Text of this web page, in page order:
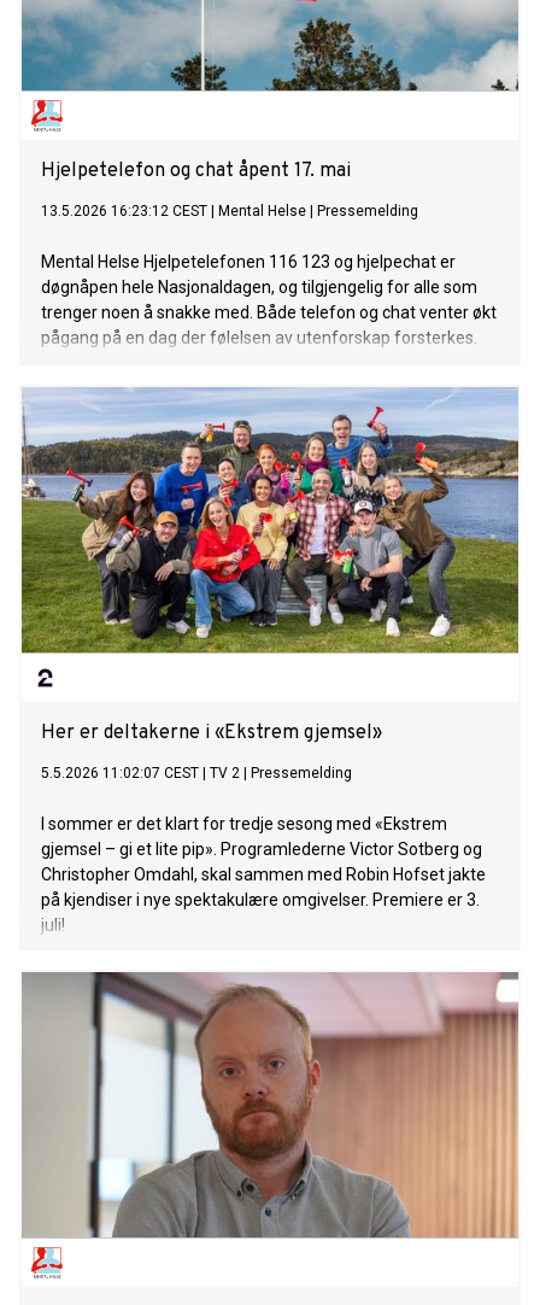
Hjelpetelefon og chat åpent 17. mai
13.5.2026 16:23:12 CEST Mental Helse Pressemelding
Mental Helse Hjelpetelefonen 116 123 og hjelpechat er
døgnåpen hele Nasjonaldagen, og tilgjengelig for alle som
trenger noen å snakke med. Både telefon og chat venter økt
pågang på en dag der følelsen av utenforskap forsterkes.
Her er deltakerne i «Ekstrem gjemsel»
5.5.2026 11:02:07 CEST TV 2 Pressemelding
I sommer er det klart for tredje sesong med «Ekstrem
gjemsel – gi et lite pip». Programlederne Victor Sotberg og
Christopher Omdahl, skal sammen med Robin Hofset jakte
på kjendiser i nye spektakulære omgivelser. Premiere er 3.
juli!